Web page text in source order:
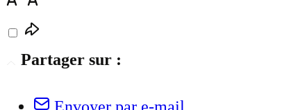
Partager sur :